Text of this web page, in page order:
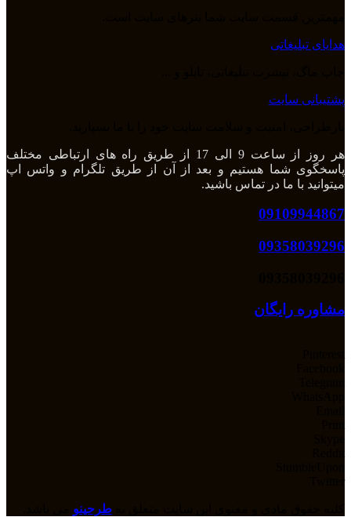
هدایای تبلیغاتی
پشتیبانی سایت
هر روز از ساعت 9 الی 17 از طریق راه های ارتباطی مختلف
پاسخگوی شما هستیم و بعد از آن از طریق تلگرام و واتس اپ
میتوانید با ما در تماس باشید.
09109944867
09358039296
مشاوره رایگان
طرحینو